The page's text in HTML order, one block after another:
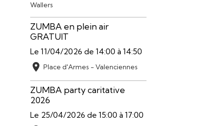
Wallers
ZUMBA en plein air
GRATUIT
Le 11/04/2026 de 14:00 à 14:50
Place d'Armes - Valenciennes
ZUMBA party caritative
2026
Le 25/04/2026 de 15:00 à 17:00